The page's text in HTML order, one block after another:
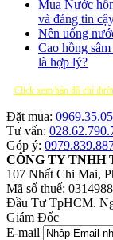
Mua Nước
và đáng tin
Nên uống
Cao hồng
là hợp lý?
Click xem bản đồ chỉ
Đặt mua:
Tư vấn:
Góp ý:
CÔNG TY
107 Nhất Chi Mai,
Mã số thuế:
Đầu Tư TpHCM.
Giám Đốc
E-mail